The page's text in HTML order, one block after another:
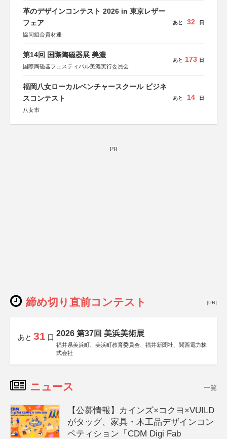
革のデザインコンテスト 2026 in 東京レザー
フェア
協同組合資材連
あと 32 日
第14回 国際陶磁器展 美濃
国際陶磁器フェスティバル美濃実行委員会
あと 173 日
福岡八女ローカルベンチャースクール ビジネ
スコンテスト
八女市
あと 14 日
PR
締め切り直前コンテスト [PR]
あと 31 日 2026 第37回 美浜美術展
福井県美浜町、美浜町教育委員会、福井新聞社、関西電力株
式会社
ニュース 一覧
【公募情報】カインズ×コクヨ×VUILD
がタッグ、家具・木工品デザインコン
ペティション「CDM Digi Fab